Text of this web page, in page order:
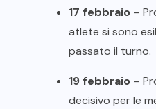
17 febbraio –
atlete si sono
passato il turno.
19 febbraio –
decisivo per le